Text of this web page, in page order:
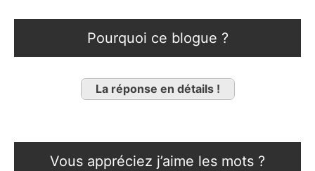
Pourquoi ce blogue ?
La réponse en détails !
Vous appréciez j’aime les mots ?